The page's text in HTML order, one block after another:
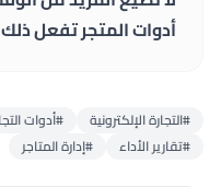
أدوات المتجرتفعل ذلك
#التجارة الإلكترونية #أدوات
#تقارير الأداء
#إدارة المتاجر